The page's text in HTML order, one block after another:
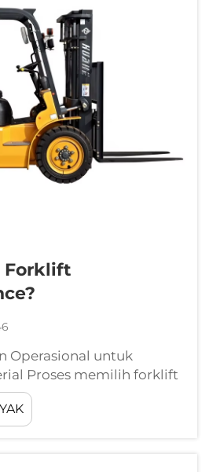
Forklift
Operasional untuk
Proses memilih forklift
jauh sebelum
teknis atau lembar
dengan penilaian